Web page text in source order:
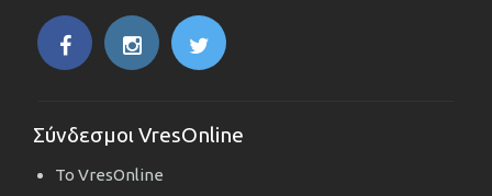
Σύνδεσμοι VresOnline
Το VresOnline